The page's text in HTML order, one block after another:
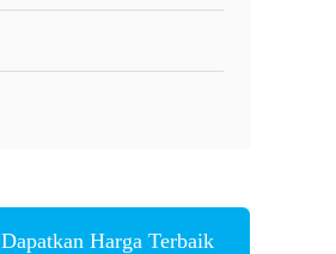
Dapatkan Harga Terbaik